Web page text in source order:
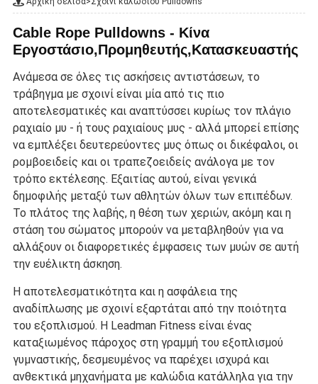
Cable Rope Pulldowns - Κίνα
Εργοστάσιο,Προμηθευτής,Κατασκευαστής
Ανάμεσα σε όλες τις ασκήσεις αντιστάσεων, το
τράβηγμα με σχοινί είναι μία από τις πιο
αποτελεσματικές και αναπτύσσει κυρίως τον πλάγιο
ραχιαίο μυ - ή τους ραχιαίους μυς - αλλά μπορεί επίσης
να εμπλέξει δευτερεύοντες μυς όπως οι δικέφαλοι, οι
ρομβοειδείς και οι τραπεζοειδείς ανάλογα με τον
τρόπο εκτέλεσης. Εξαιτίας αυτού, είναι γενικά
δημοφιλής μεταξύ των αθλητών όλων των επιπέδων.
Το πλάτος της λαβής, η θέση των χεριών, ακόμη και η
στάση του σώματος μπορούν να μεταβληθούν για να
αλλάξουν οι διαφορετικές έμφασεις των μυών σε αυτή
την ευέλικτη άσκηση.
Η αποτελεσματικότητα και η ασφάλεια της
αναδίπλωσης με σχοινί εξαρτάται από την ποιότητα
του εξοπλισμού. Η Leadman Fitness είναι ένας
καταξιωμένος πάροχος στη γραμμή του εξοπλισμού
γυμναστικής, δεσμευμένος να παρέχει ισχυρά και
ανθεκτικά μηχανήματα με καλώδια κατάλληλα για την